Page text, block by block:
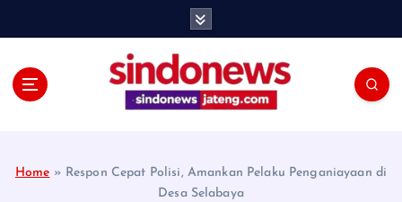
Home » Respon Cepat Polisi, Amankan Pelaku Penganiayaan di
Desa Selabaya